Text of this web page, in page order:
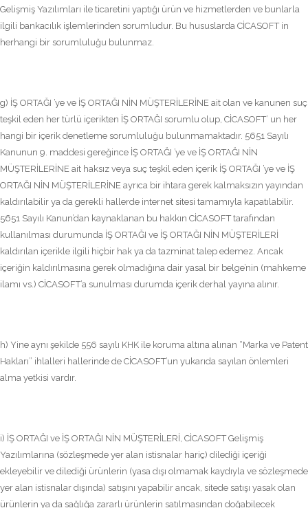
Gelişmiş Yazılımları ile ticaretini yaptığı ürün ve hizmetlerden ve bunlarla
ilgili bankacılık işlemlerinden sorumludur. Bu hususlarda CİCASOFT in
herhangi bir sorumluluğu bulunmaz.
g) İŞ ORTAĞI ’ye ve İŞ ORTAĞI NİN MÜŞTERİLERİNE ait olan ve kanunen suç
teşkil eden her türlü içerikten İŞ ORTAĞI sorumlu olup, CİCASOFT’ un her
hangi bir içerik denetleme sorumluluğu bulunmamaktadır. 5651 Sayılı
Kanunun 9. maddesi gereğince İŞ ORTAĞI ’ye ve İŞ ORTAĞI NİN
MÜŞTERİLERİNE ait haksız veya suç teşkil eden içerik İŞ ORTAĞI ’ye ve İŞ
ORTAĞI NİN MÜŞTERİLERİNE ayrıca bir ihtara gerek kalmaksızın yayından
kaldırılabilir ya da gerekli hallerde internet sitesi tamamıyla kapatılabilir.
5651 Sayılı Kanun’dan kaynaklanan bu hakkın CİCASOFT tarafından
kullanılması durumunda İŞ ORTAĞI ve İŞ ORTAĞI NİN MÜŞTERİLERİ
kaldırılan içerikle ilgili hiçbir hak ya da tazminat talep edemez. Ancak
içeriğin kaldırılmasına gerek olmadığına dair yasal bir belge’nin (mahkeme
ilamı vs.) CİCASOFT’a sunulması durumda içerik derhal yayına alınır.
h) Yine aynı şekilde 556 sayılı KHK ile koruma altına alınan “Marka ve Patent
Hakları” ihlalleri hallerinde de CİCASOFT’un yukarıda sayılan önlemleri
alma yetkisi vardır.
i) İŞ ORTAĞI ve İŞ ORTAĞI NİN MÜŞTERİLERİ, CİCASOFT Gelişmiş
Yazılımlarına (sözleşmede yer alan istisnalar hariç) dilediği içeriği
ekleyebilir ve dilediği ürünlerin (yasa dışı olmamak kaydıyla ve sözleşmede
yer alan istisnalar dışında) satışını yapabilir ancak, sitede satışı yasak olan
ürünlerin ya da sağlığa zararlı ürünlerin satılmasından doğabilecek